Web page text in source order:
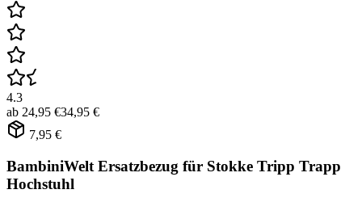
4.3
ab 24,95 €34,95 €
7,95 €
BambiniWelt Ersatzbezug für Stokke Tripp Trapp
Hochstuhl